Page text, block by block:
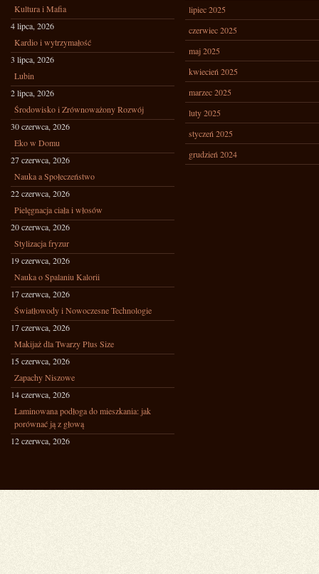
Kultura i Mafia
4 lipca, 2026
Kardio i wytrzymałość
3 lipca, 2026
Lubin
2 lipca, 2026
Środowisko i Zrównoważony Rozwój
30 czerwca, 2026
Eko w Domu
27 czerwca, 2026
Nauka a Społeczeństwo
22 czerwca, 2026
Pielęgnacja ciała i włosów
20 czerwca, 2026
Stylizacja fryzur
19 czerwca, 2026
Nauka o Spalaniu Kalorii
17 czerwca, 2026
Światłowody i Nowoczesne Technologie
17 czerwca, 2026
Makijaż dla Twarzy Plus Size
15 czerwca, 2026
Zapachy Niszowe
14 czerwca, 2026
Laminowana podłoga do mieszkania: jak
porównać ją z głową
12 czerwca, 2026
lipiec 2025
czerwiec 2025
maj 2025
kwiecień 2025
marzec 2025
luty 2025
styczeń 2025
grudzień 2024